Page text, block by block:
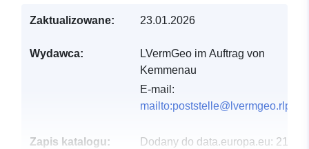
Zaktualizowane: 23.01.2026
Wydawca:
LVermGeo im Auftrag von
Kemmenau
E-mail:
mailto:poststelle@lvermgeo.rlp.de
Zapis katalogu: Dodany do data.europa.eu: 21